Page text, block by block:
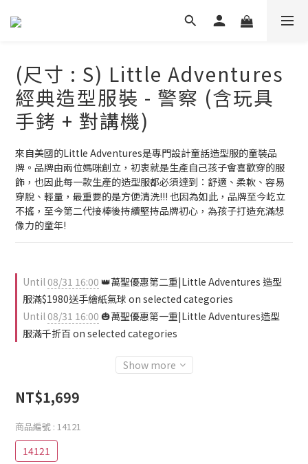
(尺寸 : S) Little Adventures
經典造型服裝 - 警察 (含玩具
手銬 + 對講機)
來自美國的Little Adventures是專門設計童話造型服的童裝品
牌。品牌由兩位媽咪創立，初衷就是生產自己孩子會喜歡穿的服
飾，也因此每一款生產的造型服都必須達到：舒適、柔軟、容易
穿脫、輕量，最重要的是方便清洗!!! 也因為如此，品牌至今屹立
不搖，至今第二代接棒後持續堅持品牌初心，為孩子打造充滿想
像力的童年!
Until08/31 16:00 👑萬聖優惠第二重|Little Adventures 造型
服滿$1980送手繪紙氣球 on selected categories
Until08/31 16:00 🎃萬聖優惠第一重|Little Adventures造型
服滿千折百 on selected categories
Show more
NT$1,699
商品編號 : 14121
14121